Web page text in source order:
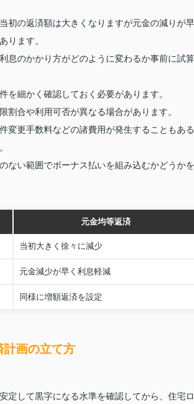
初の返済額は大きくなりますが元金の減りが早
ります。
息のかかり方がどのように変わるか事前に試算
細かく確認しておく必要があります。
割合や利用可否が異なる場合があります。
変更手数料などの諸費用が発生することもある
ない範囲でボーナス払いを組み込むかどうかを
元金均等返済
当初大きく徐々に減少
元金減少が早く利息軽減
同様に増額返済を設定
計画の立て方
定して黒字になる水準を確認してから、住宅ロ